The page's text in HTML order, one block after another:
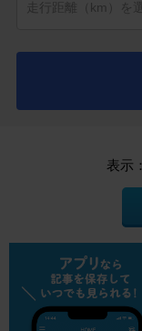
表示：